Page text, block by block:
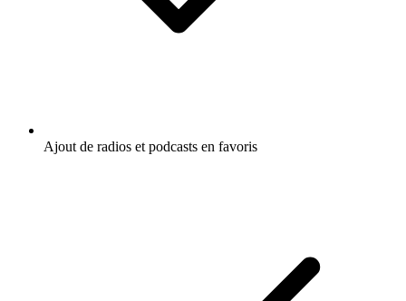
Ajout de radios et podcasts en favoris